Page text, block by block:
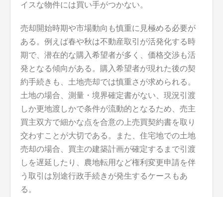
イスな物件には買い手がつかない。
売却開始時期や市場動向も慎重に見極める必要が
ある。例えば春や秋は不動産取引が活発化する時
期で、潜在的な購入希望者が多く、価格交渉も活
発となる傾向がある。購入希望者が現れた後の契
約手続きも、土地売却では慎重さが求められる。
土地の場合、測量・境界確定書がない、現況引渡
しか更地渡しかで条件が流動的となるため、売主
買主双方で細かな点を合意の上売買契約書を取り
交わすことが大切である。また、住宅地での土地
売却の場合、買主の建築計画が確定するまで引渡
しを遅延したり、農地転用など権利変更申請を伴
う取引は別途行政手続きが発生するケースもあ
る。